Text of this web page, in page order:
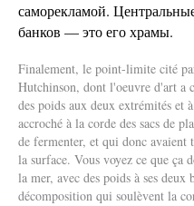
саморекламой.
банков — это его храмы.
Finalement, le point-limite cité
Hutchinson, dont l'oeuvre d'art a
des poids aux deux extrémités et
accroché à la corde des sacs de
de fermenter, et qui donc avaient
la surface. Vous voyez ce que ça
la mer, avec des poids à ses deux
décomposition qui soulèvent la